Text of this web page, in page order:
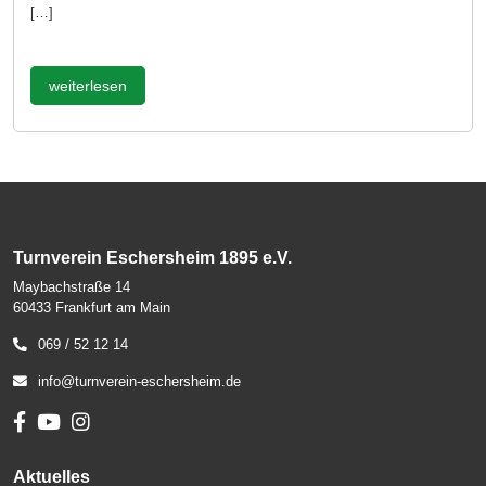
[…]
weiterlesen
Turnverein Eschersheim 1895 e.V.
Maybachstraße 14
60433 Frankfurt am Main
069 / 52 12 14
info@turnverein-eschersheim.de
Aktuelles